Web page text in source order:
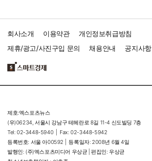
회사소개 이용약관
개인정보취급방침
제휴/광고/사진구입 문의
채용안내 공지사항
제호:엑스포츠뉴스
(우)06234, 서울시 강남구 테헤란로 8길 11-4 신도빌딩 7층
Tel: 02-3448-5940 |
Fax: 02-3448-5942
등록번호: 서울 아00592 |
등록일자: 2008년 6월 4일
발행인: (주)엑스포츠미디어 우상균 | 편집인: 우상균